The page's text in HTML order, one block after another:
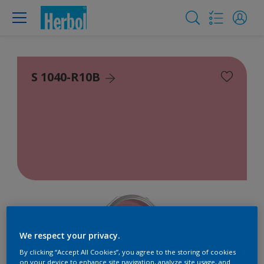
S 1040-R10B
We respect your privacy.
By clicking “Accept All Cookies”, you agree to the storing of cookies
on your device to enhance site navigation, analyze site usage, and